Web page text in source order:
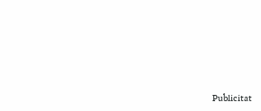
Publicitat